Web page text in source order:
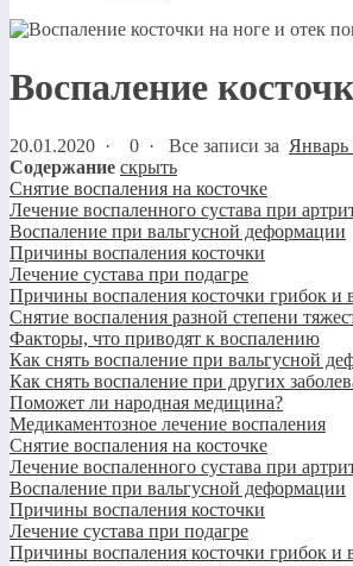
Воспаление
20.01.2020 · 0 · Все записи за Январь
Содержание скрыть
Снятие воспаления на косточке
Лечение воспаленного сустава при
Воспаление при вальгусной деформации
Причины воспаления косточки
Лечение сустава при подагре
Причины воспаления косточки грибок и
Снятие воспаления разной степени
Факторы, что приводят к воспалению
Как снять воспаление при вальгусной
Как снять воспаление при других
Поможет ли народная медицина?
Медикаментозное лечение воспаления
Снятие воспаления на косточке
Лечение воспаленного сустава при
Воспаление при вальгусной деформации
Причины воспаления косточки
Лечение сустава при подагре
Причины воспаления косточки грибок и